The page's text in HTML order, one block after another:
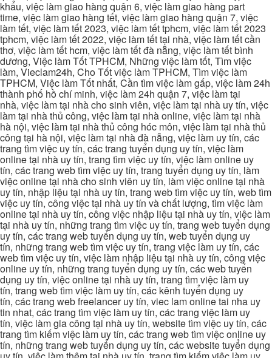
khẩu, việc làm giao hàng quận 6, việc làm giao hàng part
time, việc làm giao hàng tết, việc làm giao hàng quận 7, việc
làm tết, việc làm tết 2023, việc làm tết tphcm, việc làm tết 2023
tphcm, việc làm tết 2022, việc làm tết tại nhà, việc làm tết cần
thơ, việc làm tết hcm, việc làm tết đà nẵng, việc làm tết bình
dương, Việc làm Tốt TPHCM, Những việc làm tốt, Tìm việc
làm, Vieclam24h, Cho Tốt việc làm TPHCM, Tìm việc làm
TPHCM, Việc làm Tốt nhất, Cần tìm việc làm gấp, việc làm 24h
thành phố hồ chí minh, việc làm 24h quận 7, việc làm tại
nhà, việc làm tại nhà cho sinh viên, việc làm tại nhà uy tín, việc
làm tại nhà thủ công, việc làm tại nhà online, việc làm tại nhà
hà nội, việc làm tại nhà thủ công hóc môn, việc làm tại nhà thủ
công tại hà nội, việc làm tại nhà đà nẵng, việc làm uy tín, các
trang tìm việc uy tín, các trang tuyển dụng uy tín, việc làm
online tại nhà uy tín, trang tìm việc uy tín, việc làm online uy
tín, các trang web tìm việc uy tín, trang tuyển dụng uy tín, làm
việc online tại nhà cho sinh viên uy tín, làm việc online tại nhà
uy tín, nhập liệu tại nhà uy tín, trang web tìm việc uy tín, web tìm
việc uy tín, công việc tại nhà uy tín và chất lượng, tìm việc làm
online tại nhà uy tín, công việc nhập liệu tại nhà uy tín, việc làm
tại nhà uy tín, những trang tìm việc uy tín, trang web tuyển dụng
uy tín, các trang web tuyển dụng uy tín, web tuyển dụng uy
tín, những trang web tìm việc uy tín, trang việc làm uy tín, các
web tìm việc uy tín, việc làm nhập liệu tại nhà uy tín, công việc
online uy tín, những trang tuyển dụng uy tín, các web tuyển
dụng uy tín, việc online tại nhà uy tín, trang tìm việc làm uy
tín, trang web tìm việc làm uy tín, các kênh tuyển dụng uy
tín, các trang web freelancer uy tín, viec lam online tai nha uy
tin nhat, các trang tìm việc làm uy tín, các trang việc làm uy
tín, việc làm gia công tại nhà uy tín, website tìm việc uy tín, các
trang tìm kiếm việc làm uy tín, các trang web tìm việc online uy
tín, những trang web tuyển dụng uy tín, các website tuyển dụng